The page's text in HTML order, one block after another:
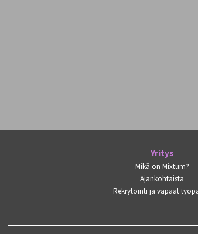
Yritys
Mikä on Mixtum?
Ajankohtaista
Rekrytointi ja vapaat